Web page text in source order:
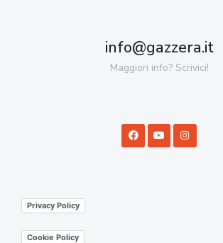
info@gazzera.it
Maggiori info? Scrivici!
Privacy Policy
Cookie Policy